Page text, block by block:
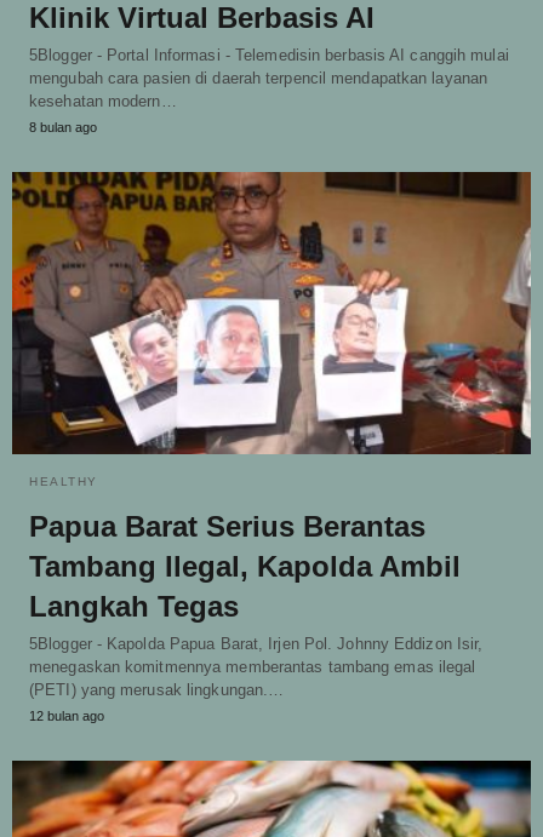
Klinik Virtual Berbasis AI
5Blogger - Portal Informasi - Telemedisin berbasis AI canggih mulai
mengubah cara pasien di daerah terpencil mendapatkan layanan
kesehatan modern…
8 bulan ago
HEALTHY
Papua Barat Serius Berantas
Tambang Ilegal, Kapolda Ambil
Langkah Tegas
5Blogger - Kapolda Papua Barat, Irjen Pol. Johnny Eddizon Isir,
menegaskan komitmennya memberantas tambang emas ilegal
(PETI) yang merusak lingkungan.…
12 bulan ago